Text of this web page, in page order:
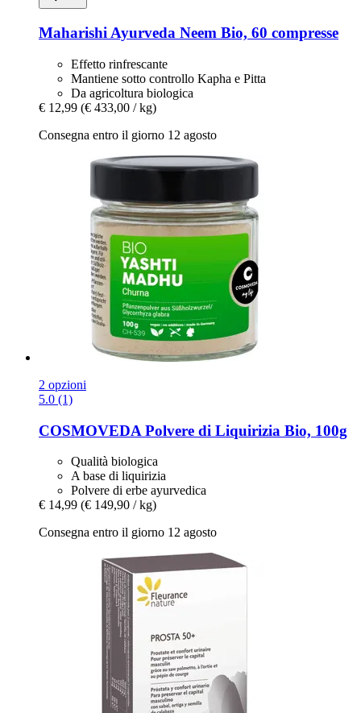
Maharishi Ayurveda Neem Bio, 60 compresse
Effetto rinfrescante
Mantiene sotto controllo Kapha e Pitta
Da agricoltura biologica
€ 12,99 (€ 433,00 / kg)
Consegna entro il giorno 12 agosto
2 opzioni
5.0 (1)
COSMOVEDA Polvere di Liquirizia Bio, 100g
Qualità biologica
A base di liquirizia
Polvere di erbe ayurvedica
€ 14,99 (€ 149,90 / kg)
Consegna entro il giorno 12 agosto